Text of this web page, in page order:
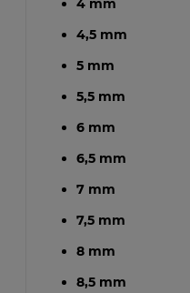
4 mm
4,5 mm
5 mm
5,5 mm
6 mm
6,5 mm
7 mm
7,5 mm
8 mm
8,5 mm